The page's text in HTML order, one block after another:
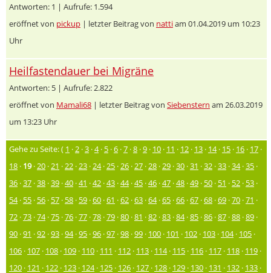
Antworten: 1 | Aufrufe: 1.594
eröffnet von pickup | letzter Beitrag von nattiam 01.04.2019 um 10:23
Uhr
Heilfastendauer bei Migräne
Antworten: 5 | Aufrufe: 2.822
eröffnet von Mamali68 | letzter Beitrag von Siebenstern am 26.03.2019
um 13:23 Uhr
Gehe zu Seite: ( 1 ·2 ·3 ·4· 5 ·6 ·7 ·8 ·9 · 10 · 11 · 12 · 13 · 14· 15 · 16 · 17 ·
18 · 19·20 ·21 ·22 ·23 ·24·25 ·26 ·27 ·28 ·29 ·30 ·31 ·32 ·33 ·34·35 ·
36 ·37 ·38 ·39 ·40 ·41 ·42 ·43 ·44·45 ·46 ·47 ·48 ·49 · 50 · 51 · 52 · 53 ·
54· 55 · 56 · 57 · 58 · 59 ·60 ·61 ·62 ·63 ·64·65 ·66 ·67 ·68 ·69 ·70 ·71 ·
72 ·73 ·74·75 ·76 ·77 ·78 ·79 ·80 ·81 ·82 ·83 ·84·85 ·86 ·87 ·88 ·89 ·
90 ·91 ·92 ·93 ·94·95 ·96 ·97 ·98 ·99 · 100 · 101 · 102 · 103 · 104· 105 ·
106 · 107 · 108 · 109 · 110 · 111 · 112 · 113 · 114· 115 · 116 · 117 · 118 · 119 ·
120 · 121 · 122 · 123 · 124· 125 · 126 · 127 · 128 · 129 · 130 · 131 · 132 · 133 ·